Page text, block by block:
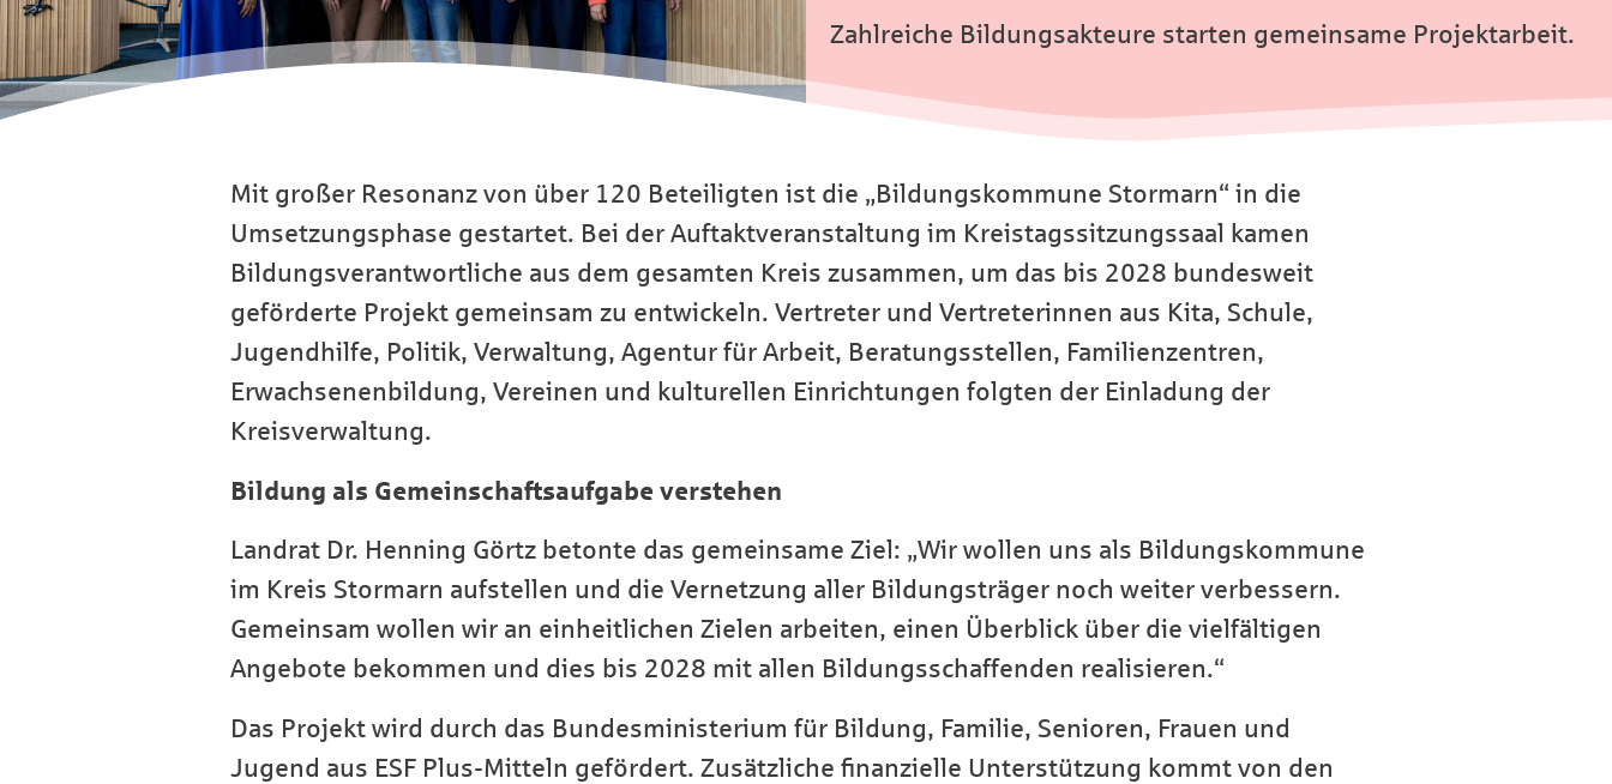
Zahlreiche Bildungsakteure starten gemeinsame Projektarbeit.
Mit großer Resonanz von über 120 Beteiligten ist die „Bildungskommune Stormarn“ in die
Umsetzungsphase gestartet. Bei der Auftaktveranstaltung im Kreistagssitzungssaal kamen
Bildungsverantwortliche aus dem gesamten Kreis zusammen, um das bis 2028 bundesweit
geförderte Projekt gemeinsam zu entwickeln. Vertreter und Vertreterinnen aus Kita, Schule,
Jugendhilfe, Politik, Verwaltung, Agentur für Arbeit, Beratungsstellen, Familienzentren,
Erwachsenenbildung, Vereinen und kulturellen Einrichtungen folgten der Einladung der
Kreisverwaltung.
Bildung als Gemeinschaftsaufgabe verstehen
Landrat Dr. Henning Görtz betonte das gemeinsame Ziel: „Wir wollen uns als Bildungskommune
im Kreis Stormarn aufstellen und die Vernetzung aller Bildungsträger noch weiter verbessern.
Gemeinsam wollen wir an einheitlichen Zielen arbeiten, einen Überblick über die vielfältigen
Angebote bekommen und dies bis 2028 mit allen Bildungsschaffenden realisieren.“
Das Projekt wird durch das Bundesministerium für Bildung, Familie, Senioren, Frauen und
Jugend aus ESF Plus-Mitteln gefördert. Zusätzliche finanzielle Unterstützung kommt von den